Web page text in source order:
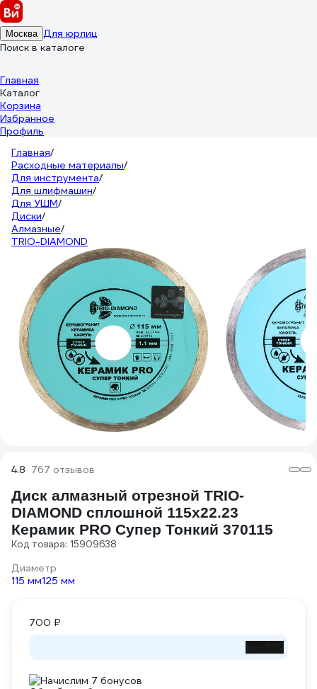
Москва Для юрлиц
Поиск в каталоге
Главная
Каталог
Корзина
Избранное
Профиль
Главная/
Расходные материалы/
Для инструмента/
Для шлифмашин/
Для УШМ/
Диски/
Алмазные/
TRIO-DIAMOND
4.8 767 отзывов
Диск алмазный отрезной TRIO-
DIAMOND сплошной 115x22.23
Керамик PRO Супер Тонкий 370115
Код товара: 15909638
Диаметр
115 мм125 мм
700 ₽
Начислим 7 бонусов